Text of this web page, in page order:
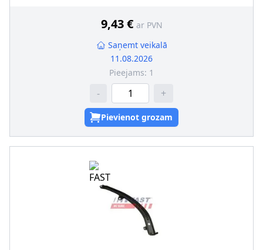
9,43 € ar PVN
Saņemt veikalā
11.08.2026
Pieejams: 1
- +
Pievienot grozam